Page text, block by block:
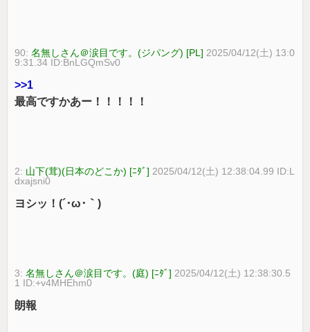
90:名無しさん＠涙目です。(ジパング) [PL] 2025/04/12(土) 13:0
9:31.34 ID:BnLGQmSv0
>>1
最高ですかあー！！！！！
2: 山下(茸)(日本のどこか) [ﾆﾀﾞ] 2025/04/12(土) 12:38:04.99 ID:L
dxajsni0
ヨシッ！(´･ω･｀)
3:名無しさん＠涙目です。(庭) [ﾆﾀﾞ] 2025/04/12(土) 12:38:30.5
1 ID:+v4MHEhm0
朗報